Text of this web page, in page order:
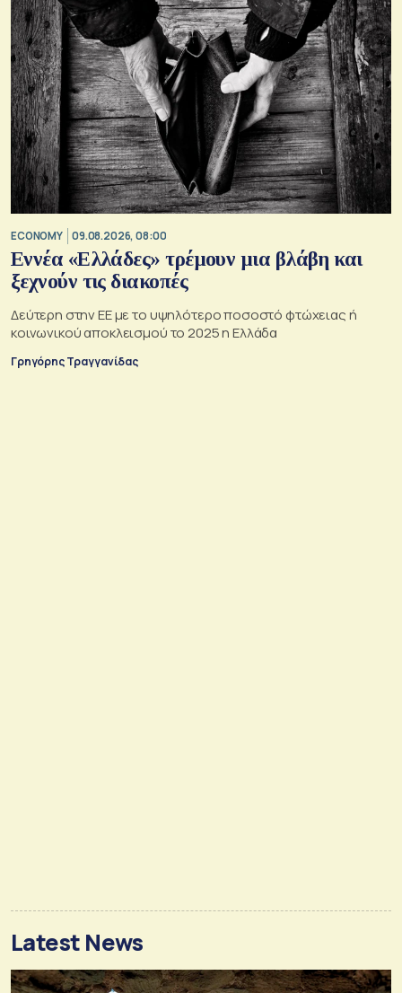
ECONOMY 09.08.2026, 08:00
Εννέα «Ελλάδες» τρέμουν μια βλάβη και
ξεχνούν τις διακοπές
Δεύτερη στην ΕΕ με το υψηλότερο ποσοστό φτώχειας ή
κοινωνικού αποκλεισμού το 2025 η Ελλάδα
Γρηγόρης Τραγγανίδας
Latest News